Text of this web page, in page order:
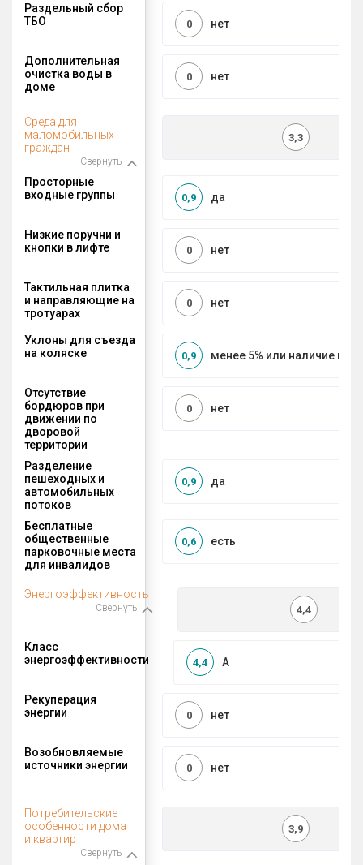
Раздельный сбор
ТБО
нет
0
Дополнительная
очистка воды в
доме
нет
0
Среда для
маломобильных
граждан
Свернуть
3,3
Просторные
входные группы
да
0,9
Низкие поручни и
кнопки в лифте
нет
0
Тактильная плитка
и направляющие на
тротуарах
нет
0
Уклоны для съезда
на коляске
менее 5% или наличие
0,9
Отсутствие
бордюров при
движении по
дворовой
территории
нет
0
Разделение
пешеходных и
автомобильных
потоков
да
0,9
Бесплатные
общественные
парковочные места
для инвалидов
есть
0,6
Энергоэффективность
Свернуть 4,4
Класс
энергоэффективности
A
4,4
Рекуперация
энергии
нет
0
Возобновляемые
источники энергии
нет
0
Потребительские
особенности дома
и квартир
Свернуть
3,9